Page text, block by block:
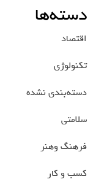
دسته‌ها
اقتصاد
تکنولوژی
دسته‌بندی نشده
سلامتی
فرهنگ وهنر
کسب و کار